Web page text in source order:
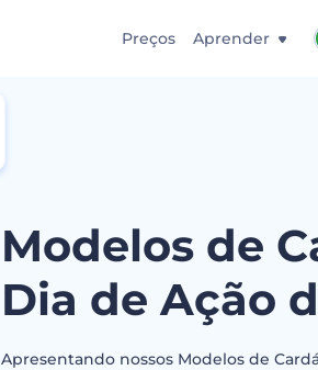
Preços Aprender
Modelos de
Dia de Ação
Apresentando nossos Modelos de